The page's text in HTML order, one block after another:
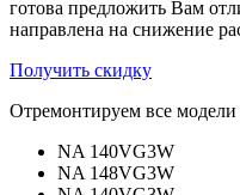
готова предложить Вам
направлена на снижение
Получить скидку
Отремонтируем все
NA 140VG3W
NA 148VG3W